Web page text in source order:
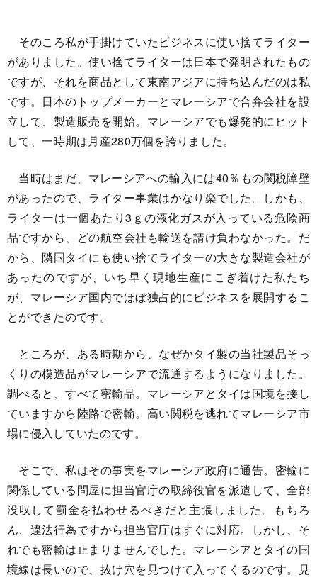
そのころ私が手掛けていたビジネスに使い捨てライター
がありました。使い捨てライターは日本で発明されたもの
ですが、それを商品として東南アジアに持ち込んだのは私
です。日本のトップメーカーとマレーシアで合弁会社を設
立して、製造販売を開始。マレーシアでも爆発的にヒット
して、一時期は月産280万個を誇りました。
当時はまだ、マレーシアへの輸入には40％もの関税障壁
があったので、ライター事業はかなり楽でした。しかも、
ライターは一個あたり3ｇの液化ガスが入っている危険商
品ですから、どの航空会社も輸送を請け負わなかった。だ
から、隣国タイにも使い捨てライターの大きな製造会社が
あったのですが、いち早く現地生産にこぎ着けた私たち
が、マレーシア国内でほぼ独占的にビジネスを展開するこ
とができたのです。
ところが、ある時期から、なぜかタイ製の当社製品そっ
くりの模造品がマレーシアで流通するようになりました。
調べると、すべて密輸品。マレーシアとタイは国境を接し
ていますから陸路で密輸。高い関税を逃れてマレーシア市
場に侵入していたのです。
そこで、私はその事実をマレーシア政府に通告。密輸に
関係している問屋に担当官庁の取締役官を派遣して、全部
没収して罰金を払わせるべきだと主張しました。もちろ
ん、違法行為ですから担当官庁はすぐに対応。しかし、そ
れでも密輸は止まりませんでした。マレーシアとタイの国
境線は長いので、抜け穴を見つけて入ってくるのです。見